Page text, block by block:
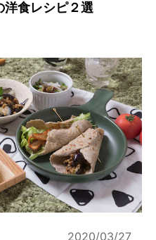
洋食レシピ２選
2020/03/27